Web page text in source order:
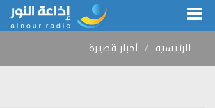
الرئيسية أخبار قصيرة